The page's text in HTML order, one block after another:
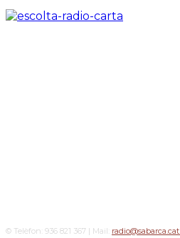
© Telèfon: 936 821 367 | Mail: radio@sabarca.cat